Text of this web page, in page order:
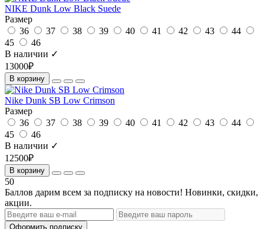
NIKE Dunk Low Black Suede
Размер
36
37 38 39 40 41 42 43
44
45
46
В наличии ✓
13000₽
В корзину
Nike Dunk SB Low Crimson
Размер
36
37 38 39 40 41 42 43
44
45
46
В наличии ✓
12500₽
В корзину
50
Баллов дарим всем за подписку на новости! Новинки, скидки,
акции.
Оформить подписку